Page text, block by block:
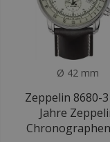
Ø 42 mm
Zeppelin 8680-
Jahre